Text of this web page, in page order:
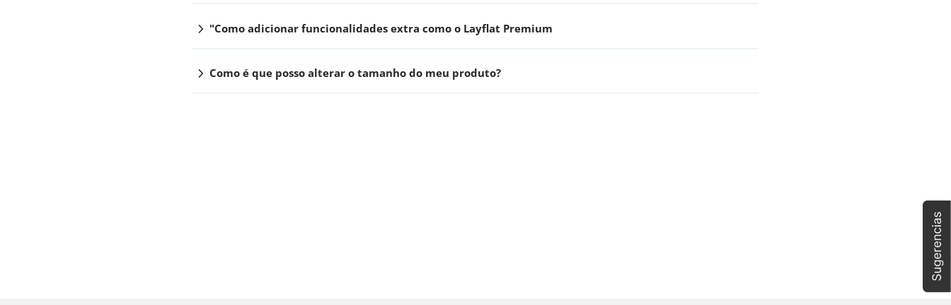
chevron_right "Como adicionar funcionalidades extra como o Layflat Premium
chevron_right Como é que posso alterar o tamanho do meu produto?